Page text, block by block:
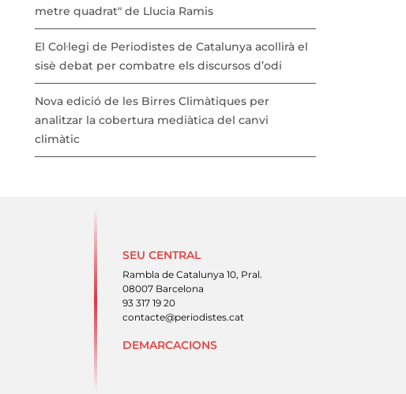
metre quadrat" de Llucia Ramis
El Col·legi de Periodistes de Catalunya acollirà el
sisè debat per combatre els discursos d’odi
Nova edició de les Birres Climàtiques per
analitzar la cobertura mediàtica del canvi
climàtic
SEU CENTRAL
Rambla de Catalunya 10, Pral.
08007 Barcelona
93 317 19 20
contacte@periodistes.cat
DEMARCACIONS